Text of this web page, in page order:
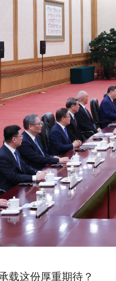
这份厚重期待？